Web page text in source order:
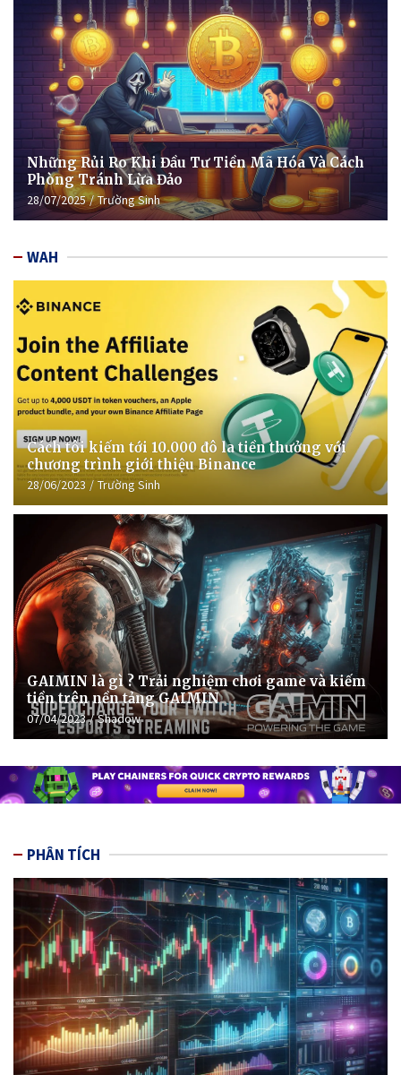
Những Rủi Ro Khi Đầu Tư Tiền Mã Hóa Và Cách
Phòng Tránh Lừa Đảo
28/07/2025 Trường Sinh
WAH
Cách tôi kiếm tới 10.000 đô la tiền thưởng với
chương trình giới thiệu Binance
28/06/2023 Trường Sinh
GAIMIN là gì ? Trải nghiệm chơi game và kiếm
tiền trên nền tảng GAIMIN
07/04/2023 Shadow
PHÂN TÍCH